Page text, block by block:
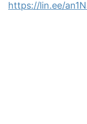
https://lin.ee/